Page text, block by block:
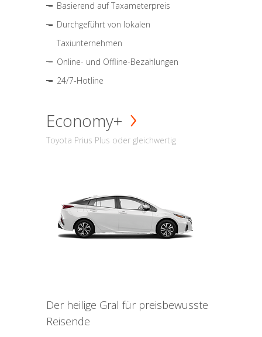
Basierend auf Taxameterpreis
Durchgeführt von lokalen
Taxiunternehmen
Online- und Offline-Bezahlungen
24/7-Hotline
Economy+
Toyota Prius Plus oder gleichwertig
Der heilige Gral für preisbewusste
Reisende